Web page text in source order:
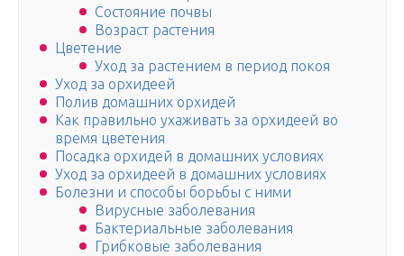
Состояние почвы
Возраст растения
Цветение
Уход за растением в период покоя
Уход за орхидеей
Полив домашних орхидей
Как правильно ухаживать за орхидеей во
время цветения
Посадка орхидей в домашних условиях
Уход за орхидеей в домашних условиях
Болезни и способы борьбы с ними
Вирусные заболевания
Бактериальные заболевания
Грибковые заболевания